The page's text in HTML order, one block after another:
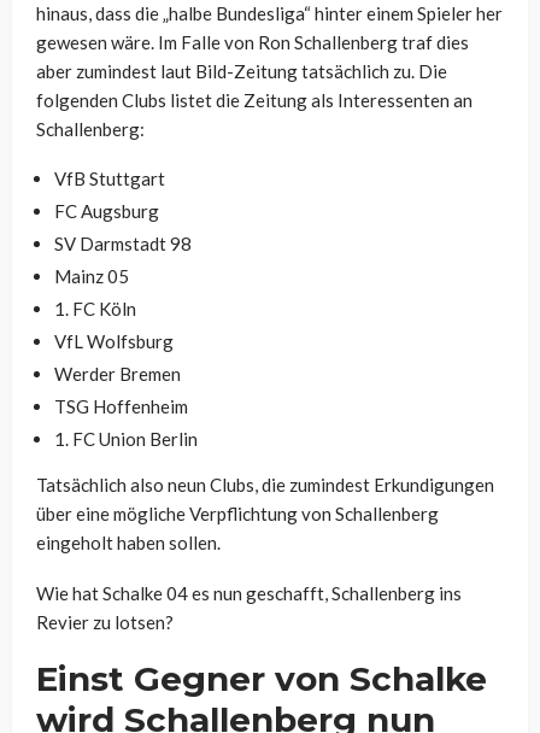
hinaus, dass die „halbe Bundesliga“ hinter einem Spieler her
gewesen wäre. Im Falle von Ron Schallenberg traf dies
aber zumindest laut Bild-Zeitung tatsächlich zu. Die
folgenden Clubs listet die Zeitung als Interessenten an
Schallenberg:
VfB Stuttgart
FC Augsburg
SV Darmstadt 98
Mainz 05
1. FC Köln
VfL Wolfsburg
Werder Bremen
TSG Hoffenheim
1. FC Union Berlin
Tatsächlich also neun Clubs, die zumindest Erkundigungen
über eine mögliche Verpflichtung von Schallenberg
eingeholt haben sollen.
Wie hat Schalke 04 es nun geschafft, Schallenberg ins
Revier zu lotsen?
Einst Gegner von Schalke
wird Schallenberg nun